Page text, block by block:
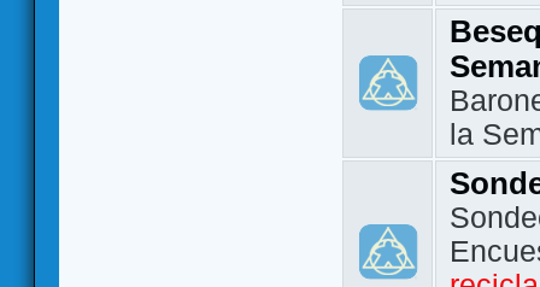
la